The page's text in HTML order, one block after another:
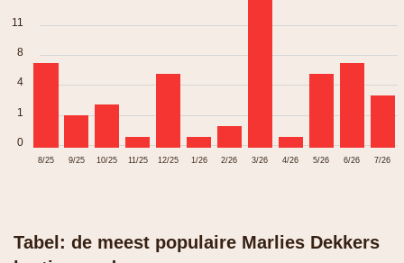
11
8
4
1
0
8/25 9/25 10/25 11/25 12/25 1/26 2/26 3/26 4/26 5/26 6/26 7/26
Tabel: de meest populaire Marlies Dekkers